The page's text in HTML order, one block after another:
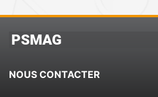
PSMAG
NOUS CONTACTER